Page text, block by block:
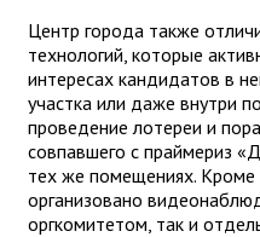
Центр города также
технологий, которые
интересах кандидатов в
участка или даже внутри
проведение лотереи и
совпавшего с праймериз
тех же помещениях. Кроме
организовано
оргкомитетом, так и